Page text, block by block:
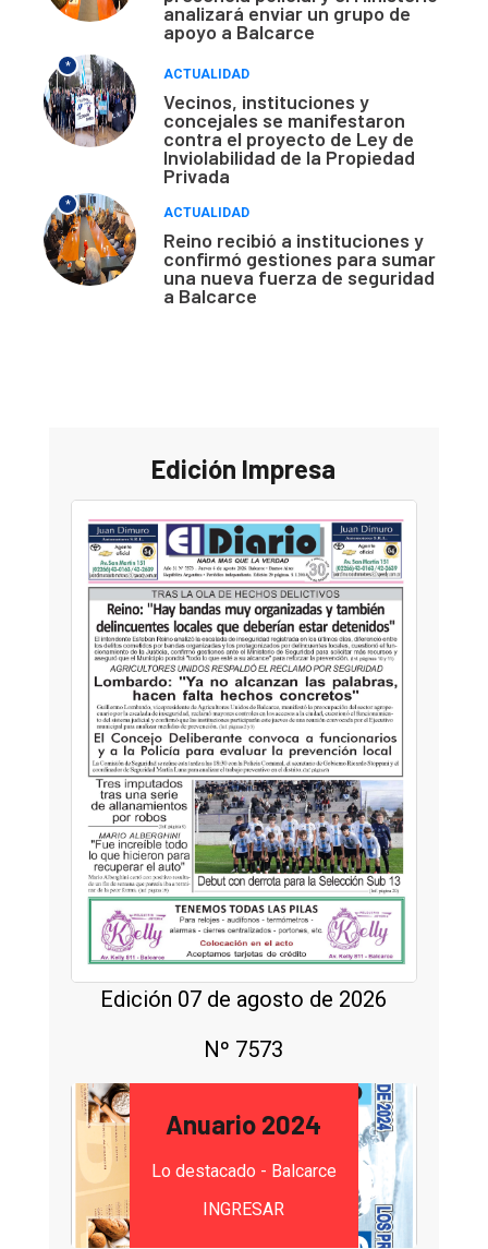
analizará enviar un grupo de
apoyo a Balcarce
*
ACTUALIDAD
Vecinos, instituciones y
concejales se manifestaron
contra el proyecto de Ley de
Inviolabilidad de la Propiedad
Privada
*
ACTUALIDAD
Reino recibió a instituciones y
confirmó gestiones para sumar
una nueva fuerza de seguridad
a Balcarce
Edición Impresa
Edición 07 de agosto de 2026
Nº 7573
Anuario 2024
Lo destacado - Balcarce
INGRESAR